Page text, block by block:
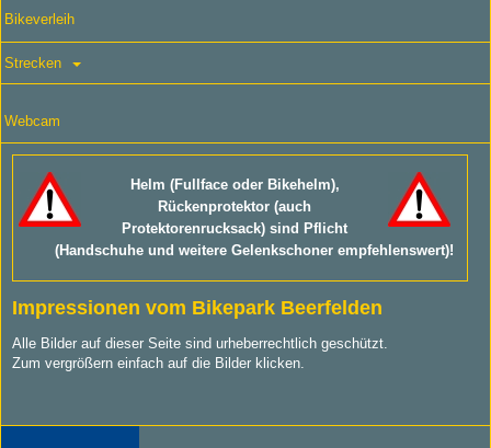
Bikeverleih
Strecken
Webcam
Helm (Fullface oder Bikehelm),
Rückenprotektor (auch
Protektorenrucksack) sind Pflicht
(Handschuhe und weitere Gelenkschoner empfehlenswert)!
Impressionen vom Bikepark Beerfelden
Alle Bilder auf dieser Seite sind urheberrechtlich geschützt.
Zum vergrößern einfach auf die Bilder klicken.